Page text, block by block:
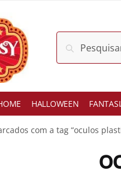
Pesquisar
por:
Pesquisar
HALLOWEEN
com a tag “oculos